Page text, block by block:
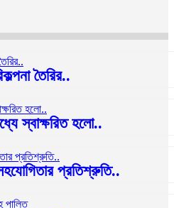
তৈরির..
স্বাক্ষরিত হলো..
প্রতিশ্রুতি..